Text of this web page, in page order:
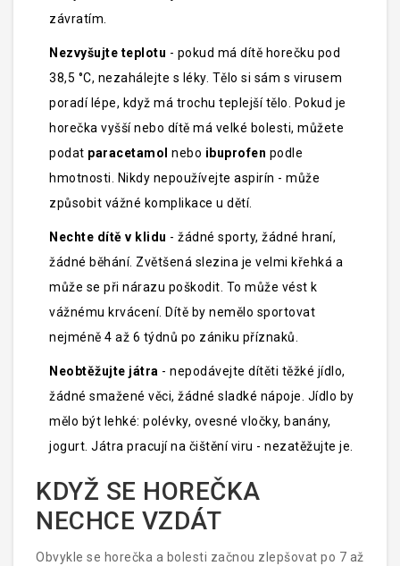
závratím.
Nezvyšujte teplotu - pokud má dítě horečku pod
38,5 °C, nezahálejte s léky. Tělo si sám s virusem
poradí lépe, když má trochu teplejší tělo. Pokud je
horečka vyšší nebo dítě má velké bolesti, můžete
podat paracetamol nebo ibuprofen podle
hmotnosti. Nikdy nepoužívejte aspirín - může
způsobit vážné komplikace u dětí.
Nechte dítě v klidu - žádné sporty, žádné hraní,
žádné běhání. Zvětšená slezina je velmi křehká a
může se při nárazu poškodit. To může vést k
vážnému krvácení. Dítě by nemělo sportovat
nejméně 4 až 6 týdnů po zániku příznaků.
Neobtěžujte játra - nepodávejte dítěti těžké jídlo,
žádné smažené věci, žádné sladké nápoje. Jídlo by
mělo být lehké: polévky, ovesné vločky, banány,
jogurt. Játra pracují na čištění viru - nezatěžujte je.
KDYŽ SE HOREČKA
NECHCE VZDÁT
Obvykle se horečka a bolesti začnou zlepšovat po 7 až